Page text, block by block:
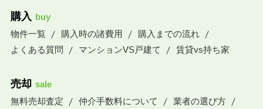
購入 buy
物件一覧
購入時の諸費用
購入までの流れ
よくある質問
マンションVS戸建て 賃貸vs持ち家
売却 sale
無料売却査定
仲介手数料について
業者の選び方